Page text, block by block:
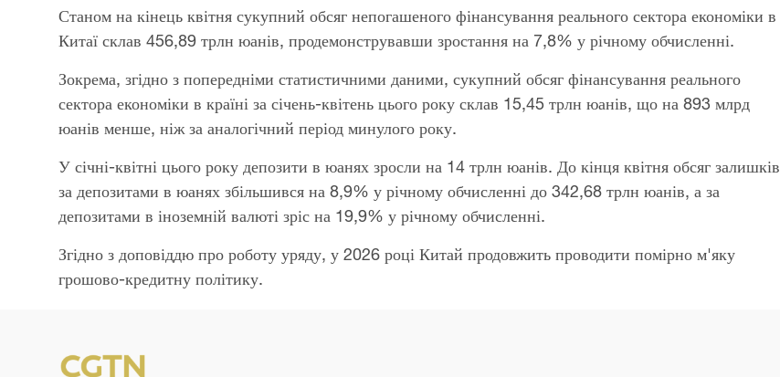
Станом на кінець квітня сукупний обсяг непогашеного фінансування реального сектора економіки в
Китаї склав 456,89 трлн юанів, продемонструвавши зростання на 7,8% у річному обчисленні.
Зокрема, згідно з попередніми статистичними даними, сукупний обсяг фінансування реального
сектора економіки в країні за січень-квітень цього року склав 15,45 трлн юанів, що на 893 млрд
юанів менше, ніж за аналогічний період минулого року.
У січні-квітні цього року депозити в юанях зросли на 14 трлн юанів. До кінця квітня обсяг залишків
за депозитами в юанях збільшився на 8,9% у річному обчисленні до 342,68 трлн юанів, а за
депозитами в іноземній валюті зріс на 19,9% у річному обчисленні.
Згідно з доповіддю про роботу уряду, у 2026 році Китай продовжить проводити помірно м'яку
грошово-кредитну політику.